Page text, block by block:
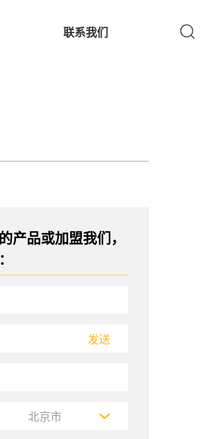
联系我们
产品或加盟我们，
发送